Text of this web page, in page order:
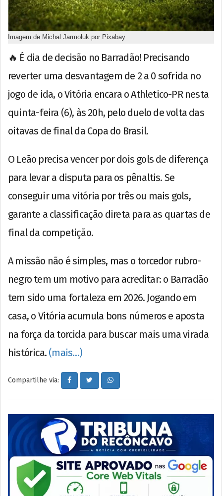
Imagem de Michal Jarmoluk por Pixabay
🔥 É dia de decisão no Barradão! Precisando
reverter uma desvantagem de 2 a 0 sofrida no
jogo de ida, o Vitória encara o Athletico-PR nesta
quinta-feira (6), às 20h, pelo duelo de volta das
oitavas de final da Copa do Brasil.
O Leão precisa vencer por dois gols de diferença
para levar a disputa para os pênaltis. Se
conseguir uma vitória por três ou mais gols,
garante a classificação direta para as quartas de
final da competição.
A missão não é simples, mas o torcedor rubro-
negro tem um motivo para acreditar: o Barradão
tem sido uma fortaleza em 2026. Jogando em
casa, o Vitória acumula bons números e aposta
na força da torcida para buscar mais uma virada
histórica. (mais…)
Compartilhe via: